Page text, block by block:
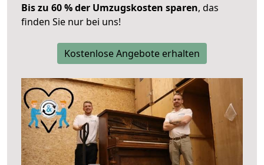
Bis zu 60 % der Umzugskosten sparen, das
finden Sie nur bei uns!
Kostenlose Angebote erhalten